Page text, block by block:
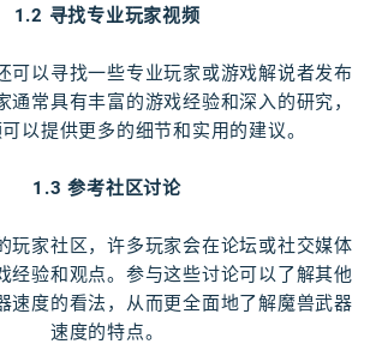
1.2 寻找专业玩家视频
可以寻找一些专业玩家或游戏解说者发布
通常具有丰富的游戏经验和深入的研究，
以提供更多的细节和实用的建议。
1.3 参考社区讨论
玩家社区，许多玩家会在论坛或社交媒体
经验和观点。参与这些讨论可以了解其他
速度的看法，从而更全面地了解魔兽武器
速度的特点。